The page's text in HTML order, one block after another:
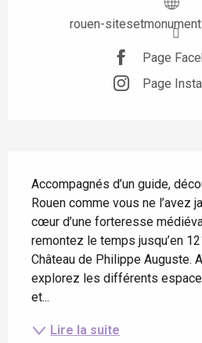
rouen-
Page
Page
Accompagnés d’un guide,
Rouen comme vous ne l’avez
cœur d’une forteresse
remontez le temps jusqu’en
Château de Philippe Auguste.
explorez les différents
et...
Lire la suite